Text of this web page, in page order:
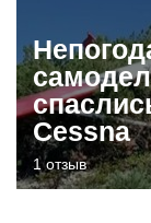
Cessna
1 отзыв